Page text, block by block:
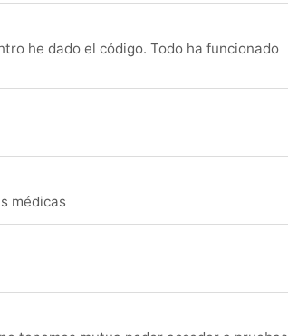
he dado el código. Todo ha funcionado
médicas